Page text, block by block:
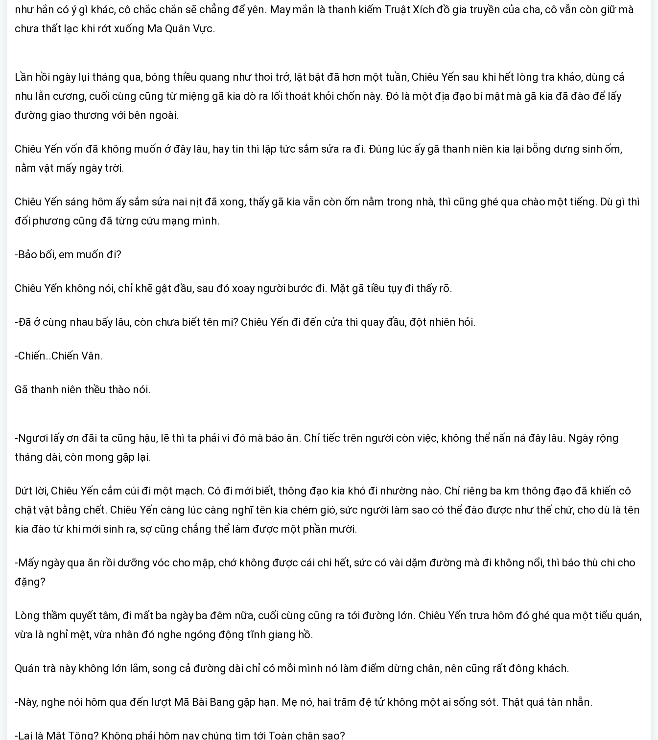
như hắn có ý gì khác, cô chắc chắn sẽ chẳng để yên. May mắn là thanh kiếm Truật Xích đồ gia truyền của cha, cô vẫn còn giữ mà
chưa thất lạc khi rớt xuống Ma Quân Vực.
Lần hồi ngày lụi tháng qua, bóng thiều quang như thoi trở, lật bật đã hơn một tuần, Chiêu Yến sau khi hết lòng tra khảo, dùng cả
nhu lẫn cương, cuối cùng cũng từ miệng gã kia dò ra lối thoát khỏi chốn này. Đó là một địa đạo bí mật mà gã kia đã đào để lấy
đường giao thương với bên ngoài.
Chiêu Yến vốn đã không muốn ở đây lâu, hay tin thì lập tức sắm sửa ra đi. Đúng lúc ấy gã thanh niên kia lại bỗng dưng sinh ốm,
nằm vật mấy ngày trời.
Chiêu Yến sáng hôm ấy sắm sửa nai nịt đã xong, thấy gã kia vẫn còn ốm nằm trong nhà, thì cũng ghé qua chào một tiếng. Dù gì thì
đối phương cũng đã từng cứu mạng mình.
-Bảo bối, em muốn đi?
Chiêu Yến không nói, chỉ khẽ gật đầu, sau đó xoay người bước đi. Mặt gã tiều tụy đi thấy rõ.
-Đã ở cùng nhau bấy lâu, còn chưa biết tên mi? Chiêu Yến đi đến cửa thì quay đầu, đột nhiên hỏi.
-Chiến..Chiến Vân.
Gã thanh niên thều thào nói.
-Ngươi lấy ơn đãi ta cũng hậu, lẽ thì ta phải vì đó mà báo ân. Chỉ tiếc trên người còn việc, không thể nấn ná đây lâu. Ngày rộng
tháng dài, còn mong gặp lại.
Dứt lời, Chiêu Yến cắm cúi đi một mạch. Có đi mới biết, thông đạo kia khó đi nhường nào. Chỉ riêng ba km thông đạo đã khiến cô
chật vật bằng chết. Chiêu Yến càng lúc càng nghĩ tên kia chém gió, sức người làm sao có thể đào được như thế chứ, cho dù là tên
kia đào từ khi mới sinh ra, sợ cũng chẳng thể làm được một phần mười.
-Mấy ngày qua ăn rồi dưỡng vóc cho mập, chớ không được cái chi hết, sức có vài dặm đường mà đi không nổi, thì báo thù chi cho
đặng?
Lòng thầm quyết tâm, đi mất ba ngày ba đêm nữa, cuối cùng cũng ra tới đường lớn. Chiêu Yến trưa hôm đó ghé qua một tiểu quán,
vừa là nghỉ mệt, vừa nhân đó nghe ngóng động tĩnh giang hồ.
Quán trà này không lớn lắm, song cả đường dài chỉ có mỗi mình nó làm điểm dừng chân, nên cũng rất đông khách.
-Này, nghe nói hôm qua đến lượt Mã Bài Bang gặp hạn. Mẹ nó, hai trăm đệ tử không một ai sống sót. Thật quá tàn nhẫn.
-Lại là Mật Tông? Không phải hôm nay chúng tìm tới Toàn chân sao?